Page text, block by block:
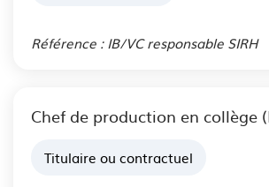
Référence : IB/VC responsable SIRH
Chef de production en collège
Titulaire ou contractuel